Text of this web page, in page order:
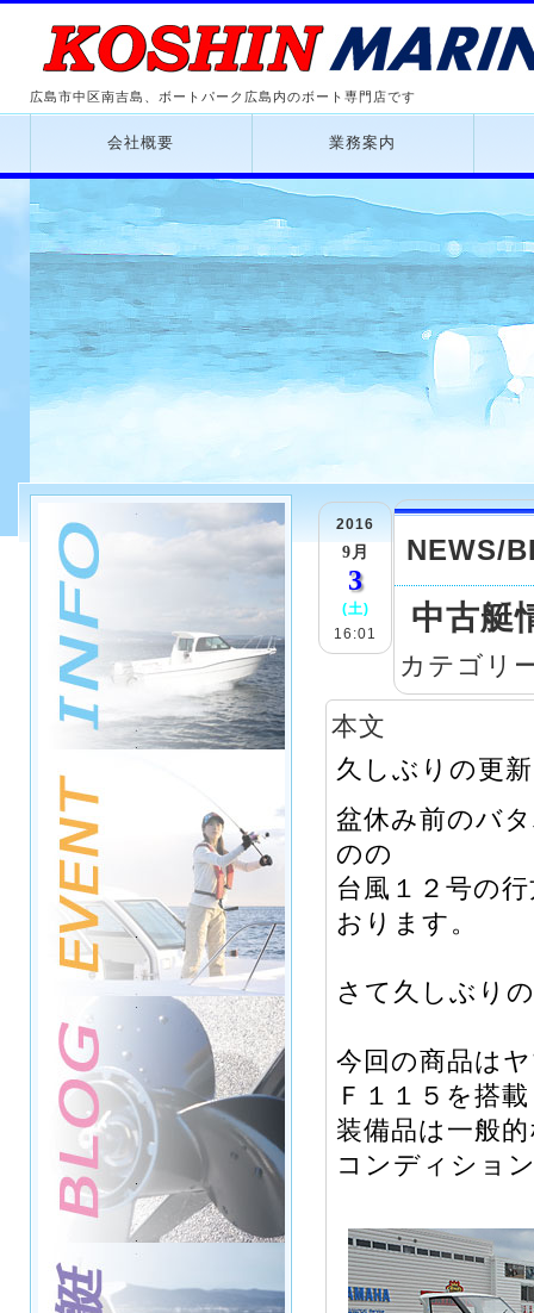
広島市中区南吉島、ボートパーク広島内のボート専門店です
会社概要 業務案内
2016
9月
3
(土)
16:01
NEWS/
中古艇
カテゴリ
本文
久しぶりの更
盆休み前のバ
のの
台風１２号の
おります。
さて久しぶり
今回の商品は
Ｆ１１５を搭載
装備品は一般
コンディショ